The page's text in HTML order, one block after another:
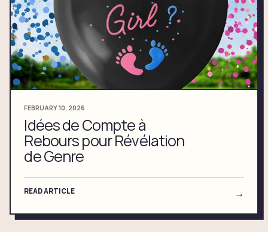
FEBRUARY 10, 2026
Idées de Compte à
Rebours pour Révélation
de Genre
READ ARTICLE →